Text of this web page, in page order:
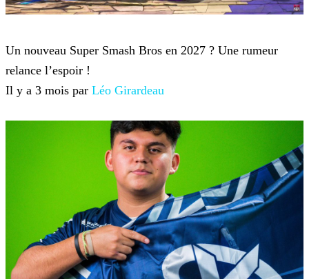
Un nouveau Super Smash Bros en 2027 ? Une rumeur
relance l’espoir !
Il y a 3 mois par Léo Girardeau